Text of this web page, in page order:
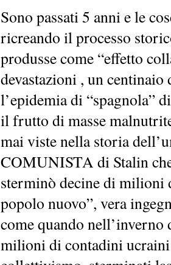
Sono passati 5 anni e le
ricreando il processo
produsse come “effetto
devastazioni , un
l’epidemia di “spagnola”
il frutto di masse
mai viste nella storia
COMUNISTA di Stalin
sterminò decine di milioni
popolo nuovo”, vera
come quando
milioni di contadini ucraini